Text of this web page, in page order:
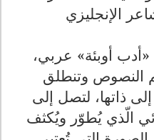
الإنجليزي
أوبئة» عربي،
النصوص وتنطلق
ذاتها، لتصل إلى
الّذي يُطوّر ويُكثف